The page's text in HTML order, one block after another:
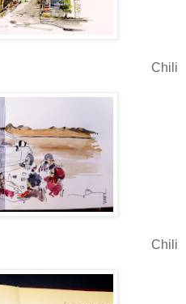
Chili
Chili